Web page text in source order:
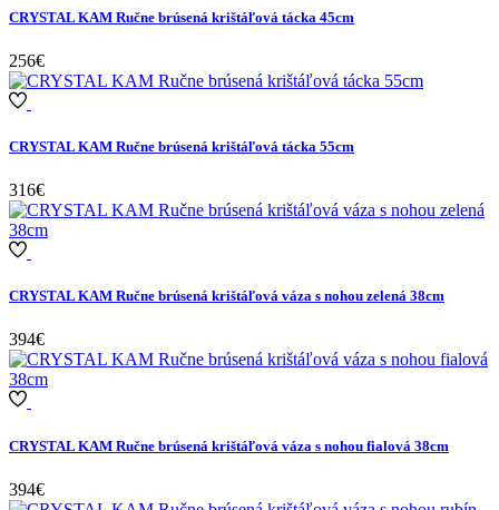
CRYSTAL KAM Ručne brúsená krištáľová tácka 45cm
256€
CRYSTAL KAM Ručne brúsená krištáľová tácka 55cm
316€
CRYSTAL KAM Ručne brúsená krištáľová váza s nohou zelená 38cm
394€
CRYSTAL KAM Ručne brúsená krištáľová váza s nohou fialová 38cm
394€